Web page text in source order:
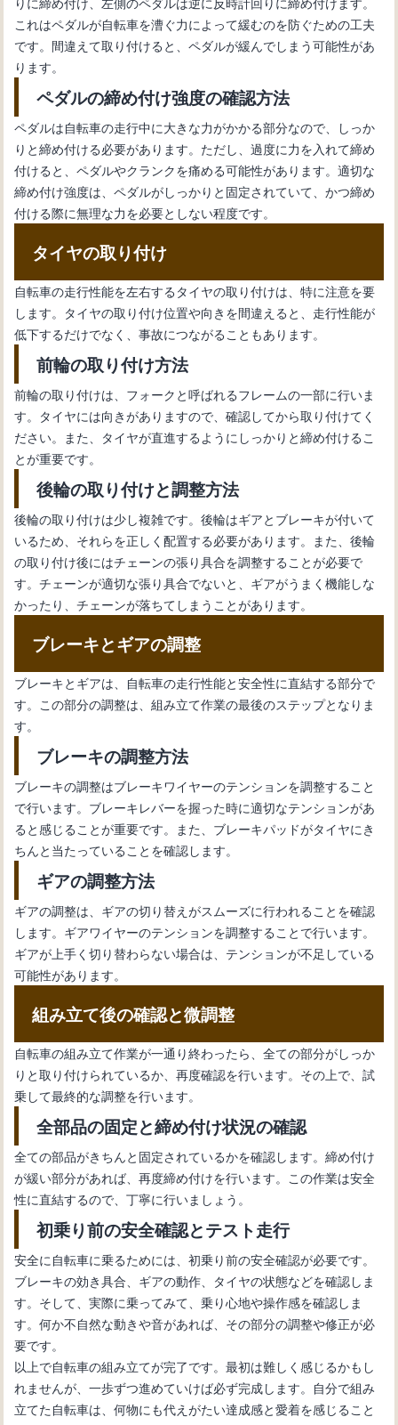
これはペダルが自転車を漕ぐ力によって緩むのを防ぐための工夫
です。間違えて取り付けると、ペダルが緩んでしまう可能性があ
ります。
ペダルの締め付け強度の確認方法
ペダルは自転車の走行中に大きな力がかかる部分なので、しっか
りと締め付ける必要があります。ただし、過度に力を入れて締め
付けると、ペダルやクランクを痛める可能性があります。適切な
締め付け強度は、ペダルがしっかりと固定されていて、かつ締め
付ける際に無理な力を必要としない程度です。
タイヤの取り付け
自転車の走行性能を左右するタイヤの取り付けは、特に注意を要
します。タイヤの取り付け位置や向きを間違えると、走行性能が
低下するだけでなく、事故につながることもあります。
前輪の取り付け方法
前輪の取り付けは、フォークと呼ばれるフレームの一部に行いま
す。タイヤには向きがありますので、確認してから取り付けてく
ださい。また、タイヤが直進するようにしっかりと締め付けるこ
とが重要です。
後輪の取り付けと調整方法
後輪の取り付けは少し複雑です。後輪はギアとブレーキが付いて
いるため、それらを正しく配置する必要があります。また、後輪
の取り付け後にはチェーンの張り具合を調整することが必要で
す。チェーンが適切な張り具合でないと、ギアがうまく機能しな
かったり、チェーンが落ちてしまうことがあります。
ブレーキとギアの調整
ブレーキとギアは、自転車の走行性能と安全性に直結する部分で
す。この部分の調整は、組み立て作業の最後のステップとなりま
す。
ブレーキの調整方法
ブレーキの調整はブレーキワイヤーのテンションを調整すること
で行います。ブレーキレバーを握った時に適切なテンションがあ
ると感じることが重要です。また、ブレーキパッドがタイヤにき
ちんと当たっていることを確認します。
ギアの調整方法
ギアの調整は、ギアの切り替えがスムーズに行われることを確認
します。ギアワイヤーのテンションを調整することで行います。
ギアが上手く切り替わらない場合は、テンションが不足している
可能性があります。
組み立て後の確認と微調整
自転車の組み立て作業が一通り終わったら、全ての部分がしっか
りと取り付けられているか、再度確認を行います。その上で、試
乗して最終的な調整を行います。
全部品の固定と締め付け状況の確認
全ての部品がきちんと固定されているかを確認します。締め付け
が緩い部分があれば、再度締め付けを行います。この作業は安全
性に直結するので、丁寧に行いましょう。
初乗り前の安全確認とテスト走行
安全に自転車に乗るためには、初乗り前の安全確認が必要です。
ブレーキの効き具合、ギアの動作、タイヤの状態などを確認しま
す。そして、実際に乗ってみて、乗り心地や操作感を確認しま
す。何か不自然な動きや音があれば、その部分の調整や修正が必
要です。
以上で自転車の組み立てが完了です。最初は難しく感じるかもし
れませんが、一歩ずつ進めていけば必ず完成します。自分で組み
立てた自転車は、何物にも代えがたい達成感と愛着を感じること